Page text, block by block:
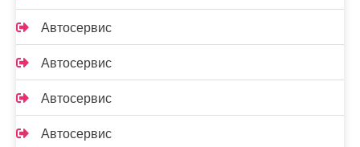
Автосервис
Автосервис
Автосервис
Автосервис